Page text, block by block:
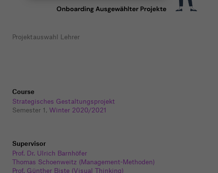
Projektauswahl Lehrer
Course
Strategisches Gestaltungsprojekt
Semester 1, Winter 2020/2021
Supervisor
Prof. Dr. Ulrich Barnhöfer
Thomas Schoenweitz (Management-Methoden)
Prof. Günther Biste (Visual Thinking)